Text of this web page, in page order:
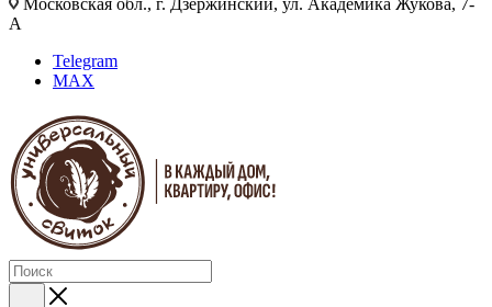
Московская обл., г. Дзержинский, ул. Академика Жукова, 7-
А
Telegram
MAX